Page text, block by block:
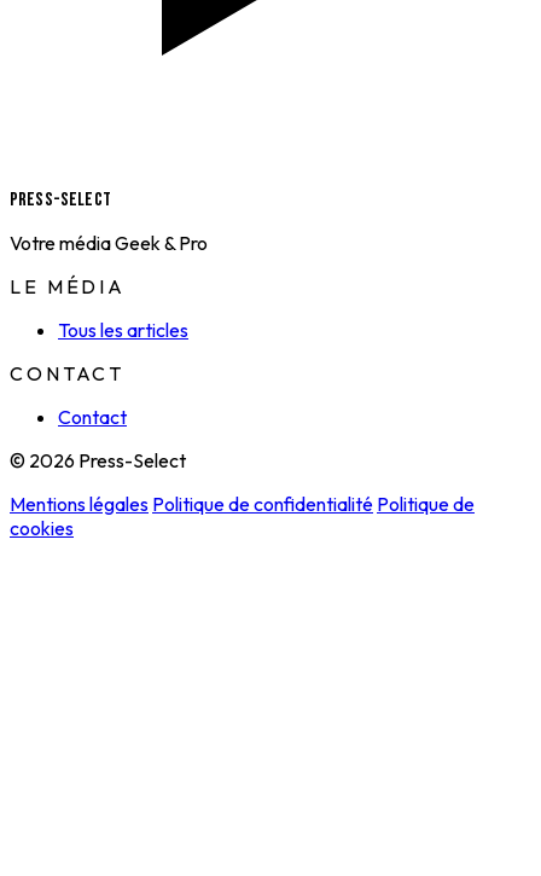
Press-Select
Votre média Geek & Pro
LE MÉDIA
Tous les articles
CONTACT
Contact
© 2026 Press-Select
Mentions légales Politique de confidentialité Politique de
cookies